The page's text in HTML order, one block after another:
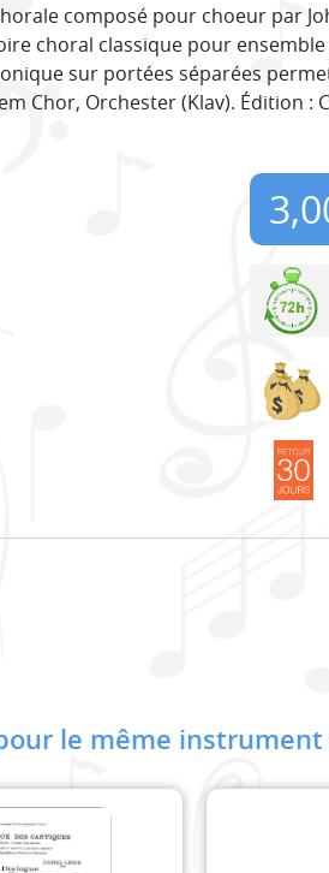
composé pour choeur par
choral classique pour
sur portées séparées
Chor, Orchester (Klav). Édition :
le même instrument